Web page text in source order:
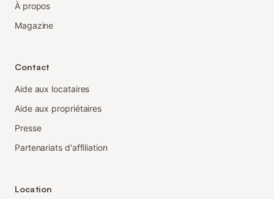
À propos
Magazine
Contact
Aide aux locataires
Aide aux propriétaires
Presse
Partenariats d'affiliation
Location